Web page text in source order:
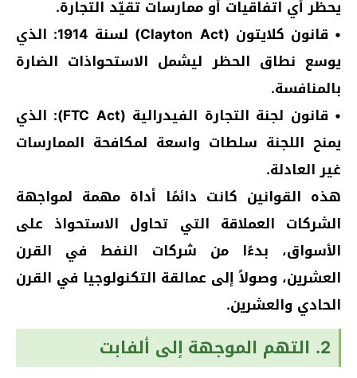
يحظر أي اتفاقيات أو ممارسات تقيّد التجارة.
• قانون كلايتون (Clayton Act) لسنة 1914: الذي
يوسع نطاق الحظر ليشمل الاستحواذات الضارة
بالمنافسة.
• قانون لجنة التجارة الفيدرالية (FTC Act): الذي
يمنح اللجنة سلطات واسعة لمكافحة الممارسات
غير العادلة.
هذه القوانين كانت دائمًا أداة مهمة لمواجهة
الشركات العملاقة التي تحاول الاستحواذ على
الأسواق، بدءًا من شركات النفط في القرن
العشرين، وصولاً إلى عمالقة التكنولوجيا في القرن
الحادي والعشرين.
2. التهم الموجهة إلى ألفابت